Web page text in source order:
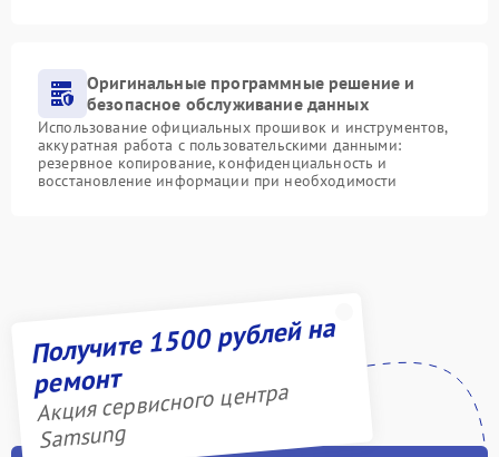
Оригинальные программные решение и
безопасное обслуживание данных
Использование официальных прошивок и инструментов,
аккуратная работа с пользовательскими данными:
резервное копирование, конфиденциальность и
восстановление информации при необходимости
Получите 1500 рублей на
ремонт
Акция сервисного центра
Samsung